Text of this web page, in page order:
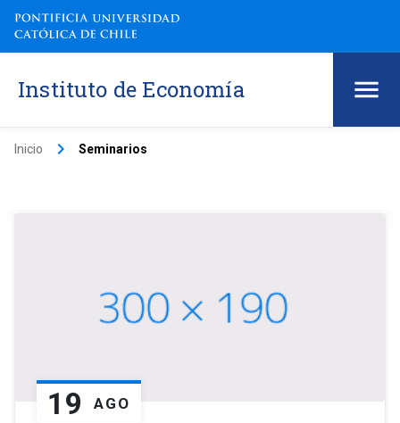
Instituto de Economía
Inicio keyboard_arrow_right Seminarios
19 AGO